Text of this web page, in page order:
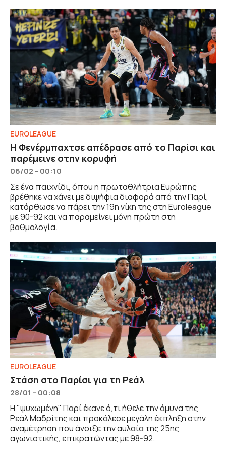
EUROLEAGUE
Η Φενέρμπαχτσε απέδρασε από το Παρίσι και
παρέμεινε στην κορυφή
06/02 - 00:10
Σε ένα παιχνίδι, όπου η πρωταθλήτρια Ευρώπης
βρέθηκε να χάνει με διψήφια διαφορά από την Παρί,
κατόρθωσε να πάρει την 19η νίκη της στη Euroleague
με 90-92 και να παραμείνει μόνη πρώτη στη
βαθμολογία.
EUROLEAGUE
Στάση στο Παρίσι για τη Ρεάλ
28/01 - 00:08
Η "ψυχωμένη" Παρί έκανε ό,τι ήθελε την άμυνα της
Ρεάλ Μαδρίτης και προκάλεσε μεγάλη έκπληξη στην
αναμέτρηση που άνοιξε την αυλαία της 25ης
αγωνιστικής, επικρατώντας με 98-92.